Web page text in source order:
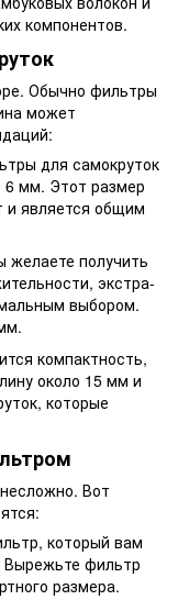
компонентов.
Обычно фильтры
может
для самокруток
мм. Этот размер
и является общим
желаете получить
экстра-
выбором.
компактность,
около 15 мм и
которые
Вот
который вам
Вырежьте фильтр
размера.